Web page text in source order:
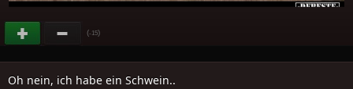
(-15)
Oh nein, ich habe ein Schwein..